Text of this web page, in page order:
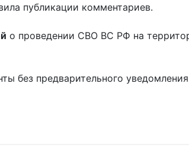
публикации комментариев.
о проведении СВО ВС РФ на
без предварительного